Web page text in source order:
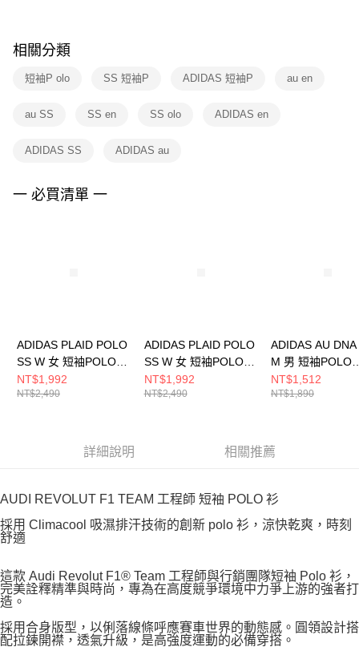
※ 交易是否成功請以「AFTEE先享後付 」之結帳頁面顯示為準，若有關於
是否繳費成功／繳費後需取消欲退款等相關疑問，請聯繫「AFTEE先享後付
客戶支援中心」
https://netprotections.freshdesk.com/support/home
１．透過由恩沛科技股份有限公司提供之「AFTEE先享後付」服務完成之交
權轉讓予恩沛科技股份有限公司。
３．未成年的使用者請事先徵得法定代理人或監護人之同意方可使用
「AFTEE先享後付」，若未經同意申辦者引起之損失，本公司不負相關責
相關分類
短袖P olo SS 短袖P ADIDAS 短袖P au en
au SS SS en SS olo ADIDAS en
ADIDAS SS ADIDAS au
一 必買清單 一
ADIDAS PLAID POLO
SS W 女 短袖POLO
KU9397
NT$1,992
NT$2,490
ADIDAS PLAID POLO
SS W 女 短袖POLO
KU9396
NT$1,992
NT$2,490
ADIDAS AU DNA
M 男 短袖POLO
KE6785
NT$1,512
NT$1,890
詳細說明 相關推薦
AUDI REVOLUT F1 TEAM 工程師 短袖 POLO 衫
採用 Climacool 吸濕排汗技術的創新 polo 衫，涼快乾爽，時刻
舒適
這款 Audi Revolut F1® Team 工程師與行銷團隊短袖 Polo 衫，
完美詮釋精準與時尚，專為在高度競爭環境中力爭上游的強者打
造。
採用合身版型，以俐落線條呼應賽車世界的動態感。圓領設計搭
配拉鍊開襟，透氣升級，是高強度運動的必備穿搭。